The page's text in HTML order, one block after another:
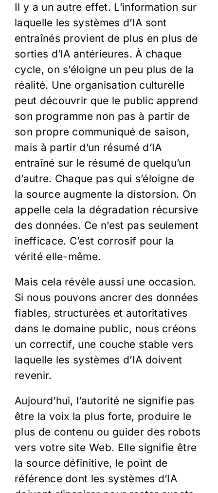
Il y a un autre effet. L’information sur
laquelle les systèmes d’IA sont
entraînés provient de plus en plus de
sorties d’IA antérieures. À chaque
cycle, on s’éloigne un peu plus de la
réalité. Une organisation culturelle
peut découvrir que le public apprend
son programme non pas à partir de
son propre communiqué de saison,
mais à partir d’un résumé d’IA
entraîné sur le résumé de quelqu’un
d’autre. Chaque pas qui s’éloigne de
la source augmente la distorsion. On
appelle cela la dégradation récursive
des données. Ce n’est pas seulement
inefficace. C’est corrosif pour la
vérité elle-même.
Mais cela révèle aussi une occasion.
Si nous pouvons ancrer des données
fiables, structurées et autoritatives
dans le domaine public, nous créons
un correctif, une couche stable vers
laquelle les systèmes d’IA doivent
revenir.
Aujourd’hui, l’autorité ne signifie pas
être la voix la plus forte, produire le
plus de contenu ou guider des robots
vers votre site Web. Elle signifie être
la source définitive, le point de
référence dont les systèmes d’IA